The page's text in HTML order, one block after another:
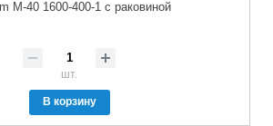
М-40 1600-400-1 с раковиной
шт.
В корзину